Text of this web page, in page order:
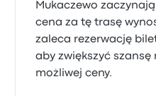
Mukaczewo
cena za tę trasę
zaleca rezerwację
aby zwiększyć szansę
możliwej ceny.